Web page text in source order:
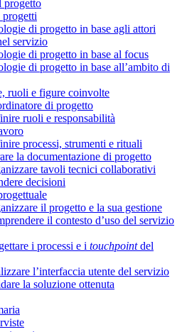
progetto
di progetto in base agli attori
servizio
di progetto in base al focus
di progetto in base all’ambito di
ruoli e figure coinvolte
di progetto
ruoli e responsabilità
processi, strumenti e rituali
la documentazione di progetto
tavoli tecnici collaborativi
decisioni
il progetto e la sua gestione
il contesto d’uso del servizio
i processi e i touchpointdel
l’interfaccia utente del servizio
la soluzione ottenuta